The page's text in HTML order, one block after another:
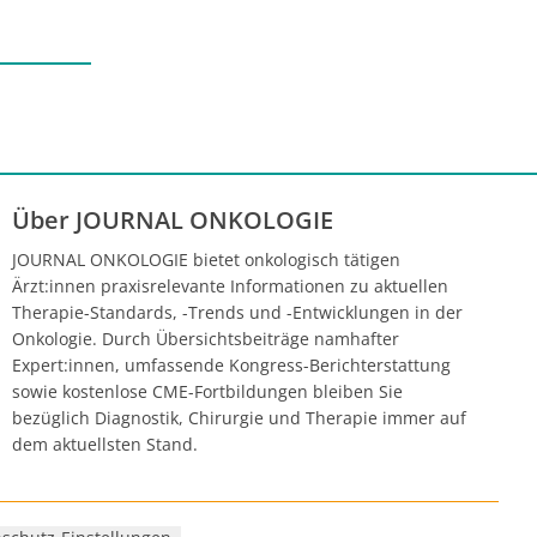
Über JOURNAL ONKOLOGIE
JOURNAL ONKOLOGIE bietet onkologisch tätigen
Ärzt:innen praxisrelevante Informationen zu aktuellen
Therapie-Standards, -Trends und -Entwicklungen in der
Onkologie. Durch Übersichtsbeiträge namhafter
Expert:innen, umfassende Kongress-Berichterstattung
sowie kostenlose CME-Fortbildungen bleiben Sie
bezüglich Diagnostik, Chirurgie und Therapie immer auf
dem aktuellsten Stand.